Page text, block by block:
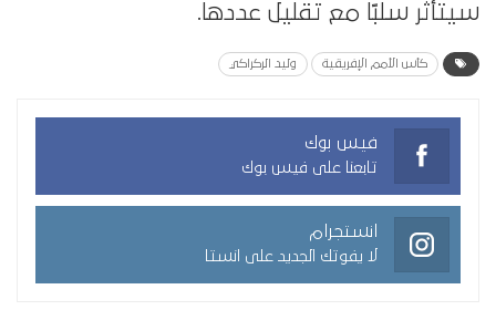
سيتأثر سلبًا مع تقليل عددها.
كأس الأمم الإفريقية وليد الركراكي
فيس بوك
تابعنا على فيس بوك
انستجرام
لا يفوتك الجديد على انستا